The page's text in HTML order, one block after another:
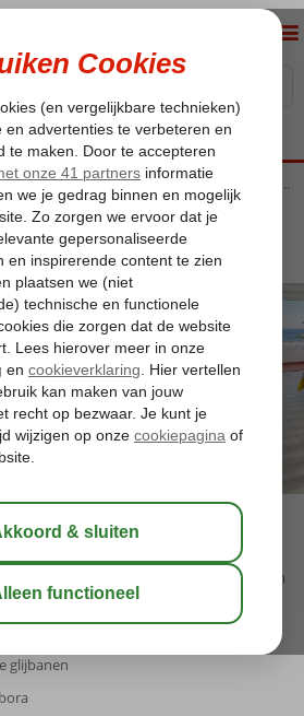
Canaria San Agustin Abora Interclub by Lopesan Hotels
Lopesan Hotels
Hotel
C
palmentuin van wel bijna 8 voetbalvelden
glijbanen